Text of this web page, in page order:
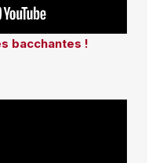
bacchantes !